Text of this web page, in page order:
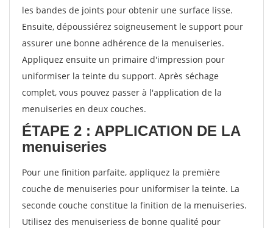
les bandes de joints pour obtenir une surface lisse.
Ensuite, dépoussiérez soigneusement le support pour
assurer une bonne adhérence de la menuiseries.
Appliquez ensuite un primaire d'impression pour
uniformiser la teinte du support. Après séchage
complet, vous pouvez passer à l'application de la
menuiseries en deux couches.
ÉTAPE 2 : APPLICATION DE LA
menuiseries
Pour une finition parfaite, appliquez la première
couche de menuiseries pour uniformiser la teinte. La
seconde couche constitue la finition de la menuiseries.
Utilisez des menuiseriess de bonne qualité pour